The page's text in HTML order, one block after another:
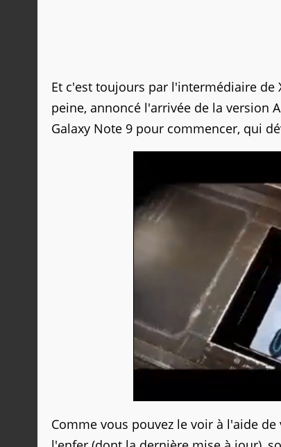
Et c'est toujours par l'intermédiaire de
peine, annoncé l'arrivée de la version
Galaxy Note 9 pour commencer, qui
Comme vous pouvez le voir à l'aide